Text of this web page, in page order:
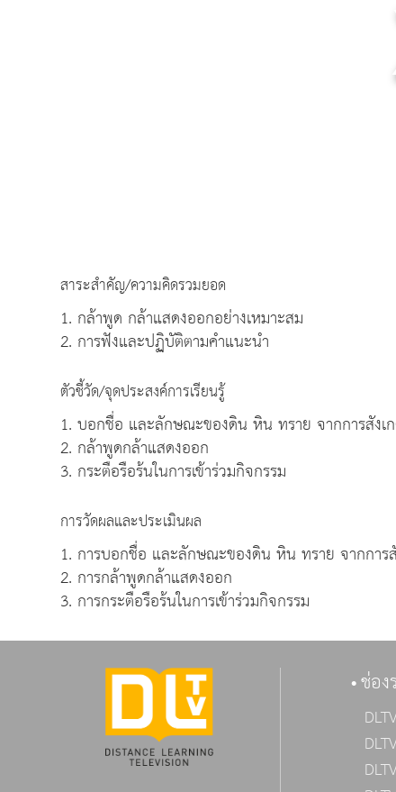
สาระสำคัญ/ความคิดรวมยอด
1. กล้าพูด กล้าแสดงออกอย่างเหมาะสม
2. การฟังและปฏิบัติตามคำแนะนำ
ตัวชี้วัด/จุดประสงค์การเรียนรู้
1. บอกชื่อ และลักษณะของดิน หิน ทราย จากการสังเ
2. กล้าพูดกล้าแสดงออก
3. กระตือรือร้นในการเข้าร่วมกิจกรรม
การวัดผลและประเมินผล
1. การบอกชื่อ และลักษณะของดิน หิน ทราย จากการ
2. การกล้าพูดกล้าแสดงออก
3. การกระตือรือร้นในการเข้าร่วมกิจกรรม
ช่อง